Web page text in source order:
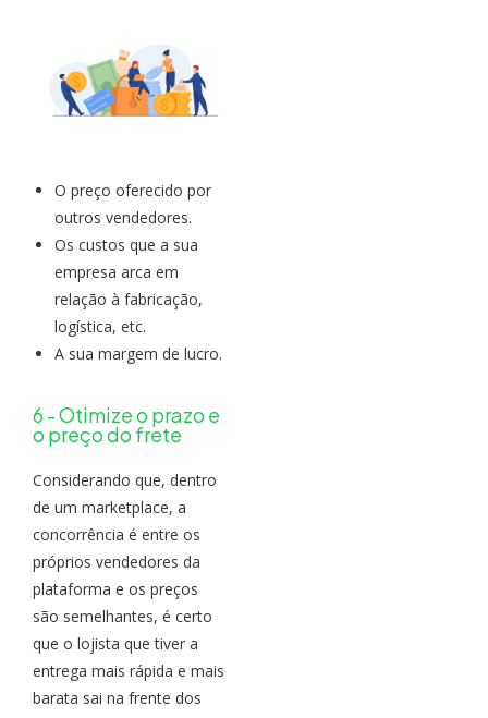
O preço oferecido por
outros vendedores.
Os custos que a sua
empresa arca em
relação à fabricação,
logística, etc.
A sua margem de lucro.
6 - Otimize o prazo e
o preço do frete
Considerando que, dentro
de um marketplace, a
concorrência é entre os
próprios vendedores da
plataforma e os preços
são semelhantes, é certo
que o lojista que tiver a
entrega mais rápida e mais
barata sai na frente dos